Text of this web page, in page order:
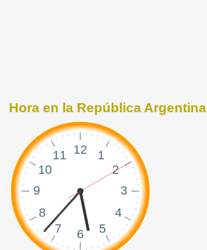
Hora en la República Argentina